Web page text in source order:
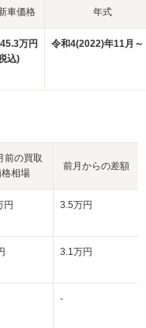
車価格 年式
万円
込)
令和4(2022)年11月～
前の買取
相場
前月からの差額
円 3.5万円
3.1万円
-